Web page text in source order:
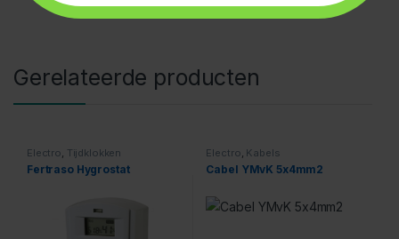
Gerelateerde producten
Electro Tijdklokken
Fertraso Hygrostat
Electro Kabels
Cabel YMvK 5x4mm2